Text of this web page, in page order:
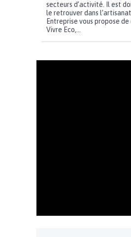
secteurs d’activité. Il est
le retrouver dans
Entreprise vous propose
Vivre Eco,...